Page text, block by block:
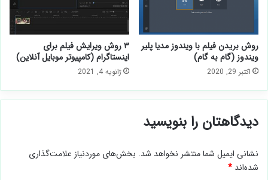
روش بریدن فیلم با ویندوز مدیا پلیر
ویندوز (گام به گام)
اکتبر 29, 2020
۳ روش ویرایش فیلم برای
اینستاگرام (کامپیوتر موبایل آنلاین)
ژانویه 4, 2021
دیدگاهتان را بنویسید
نشانی ایمیل شما منتشر نخواهد شد. بخش‌های موردنیاز علامت‌گذاری
شده‌اند *